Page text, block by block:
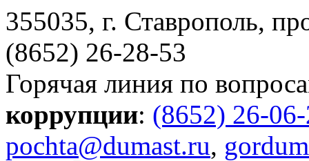
355035, г. Ставрополь,
(8652) 26-28-53
Горячая линия по
коррупции: (8652) 26-
pochta@dumast.ru,